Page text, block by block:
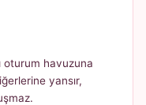
oturum havuzuna
yansır,